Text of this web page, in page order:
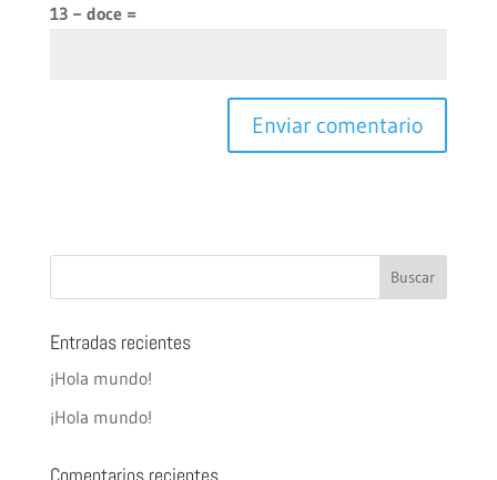
13 − doce =
Entradas recientes
¡Hola mundo!
¡Hola mundo!
Comentarios recientes